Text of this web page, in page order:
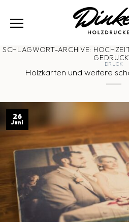
SCHLAGWORT-ARCHIVE:
DRUCK
Holzkarten und weitere
26
Juni